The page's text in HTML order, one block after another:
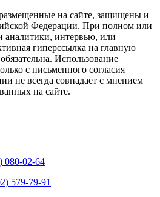
на сайте, защищены и
Федерации. При полном или
аналитики, интервью, или
гиперссылка на главную
Использование
с письменного согласия
не всегда совпадает с мнением
на сайте.
080-02-64
579-79-91